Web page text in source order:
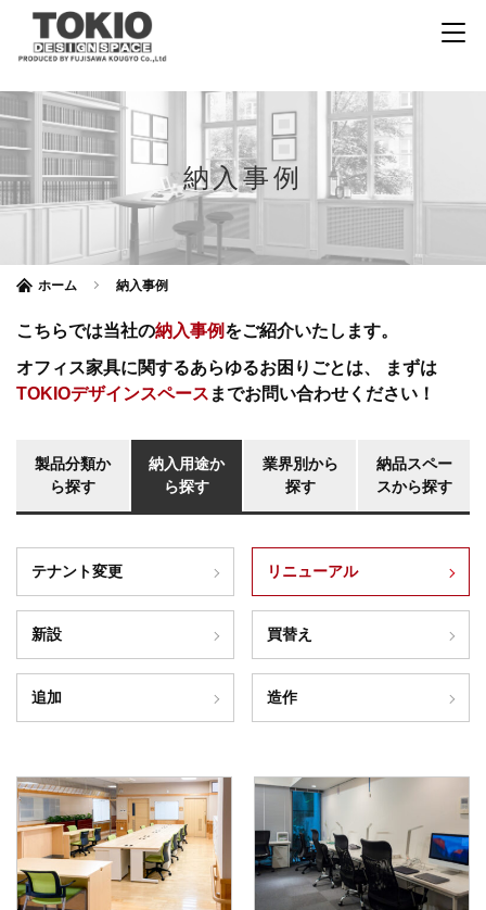
納入事例
ホーム 納入事例
こちらでは当社の納入事例 をご紹介いたします。
オフィス家具に関するあらゆるお困りごとは、
まずは
TOKIOデザインスペース までお問い合わせください！
製品分類か
ら探す
納入用途か
ら探す
業界別から
探す
納品スペー
スから探す
テナント変更 リニューアル
新設 買替え
追加 造作